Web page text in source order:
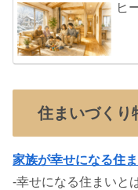
ヒ
住まいづくり
家族が幸せになる住
-幸せになる住まいと